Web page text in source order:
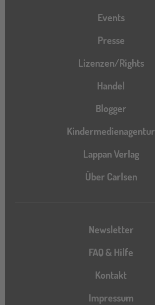
Events
Presse
Lizenzen/Rights
Handel
Blogger
Kindermedienagentur
Lappan Verlag
Über Carlsen
Newsletter
FAQ & Hilfe
Kontakt
Impressum